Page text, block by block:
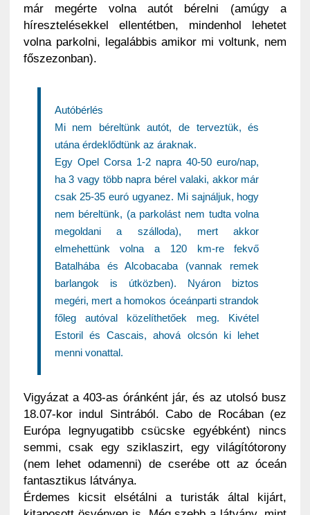
már megérte volna autót bérelni (amúgy a
híresztelésekkel ellentétben, mindenhol lehetet
volna parkolni, legalábbis amikor mi voltunk, nem
főszezonban).
Autóbérlés
Mi nem béreltünk autót, de terveztük, és
utána érdeklődtünk az áraknak.
Egy Opel Corsa 1-2 napra 40-50 euro/nap,
ha 3 vagy több napra bérel valaki, akkor már
csak 25-35 euró ugyanez. Mi sajnáljuk, hogy
nem béreltünk, (a parkolást nem tudta volna
megoldani a szálloda), mert akkor
elmehettünk volna a 120 km-re fekvő
Batalhába és Alcobacaba (vannak remek
barlangok is útközben). Nyáron biztos
megéri, mert a homokos óceánparti strandok
főleg autóval közelíthetőek meg. Kivétel
Estoril és Cascais, ahová olcsón ki lehet
menni vonattal.
Vigyázat a 403-as óránként jár, és az utolsó busz
18.07-kor indul Sintrából. Cabo de Rocában (ez
Európa legnyugatibb csücske egyébként) nincs
semmi, csak egy sziklaszirt, egy világítótorony
(nem lehet odamenni) de cserébe ott az óceán
fantasztikus látványa.
Érdemes kicsit elsétálni a turisták által kijárt,